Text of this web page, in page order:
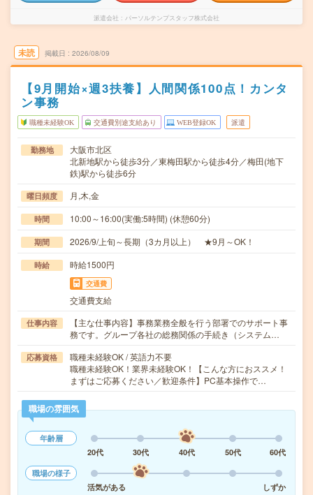
派遣会社 パーソルテンプスタッフ株式会社
未読 掲載日 2026/08/09
【9月開始×週3扶養】人間関係100点！カンタ
ン事務
職種未経験OK 交通費別途支給あり WEB登録OK 派遣
勤務地
大阪市北区
北新地駅から徒歩3分／東梅田駅から徒歩4分／梅田(地下
鉄)駅から徒歩6分
曜日頻度 月,木,金
時間 10:00～16:00(実働:5時間) (休憩60分)
期間 2026/9/上旬～長期（3カ月以上） ★9月～OK！
時給 時給1500円
交通費
交通費支給
仕事内容
【主な仕事内容】事務業務全般を行う部署でのサポート事
務です。グループ各社の総務関係の手続き（システム…
応募資格
職種未経験OK / 英語力不要
職種未経験OK！業界未経験OK！【こんな方におススメ！
まずはご応募ください／歓迎条件】PC基本操作で…
職場の雰囲気
年齢層
20代
30代 40代 50代
60代
職場の様子
活気がある
しずか